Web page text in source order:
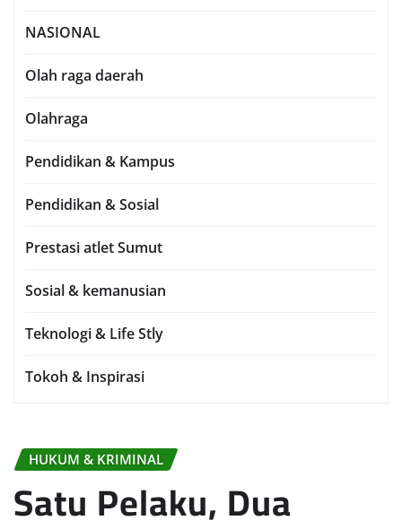
NASIONAL
Olah raga daerah
Olahraga
Pendidikan & Kampus
Pendidikan & Sosial
Prestasi atlet Sumut
Sosial & kemanusian
Teknologi & Life Stly
Tokoh & Inspirasi
HUKUM & KRIMINAL
Satu Pelaku, Dua